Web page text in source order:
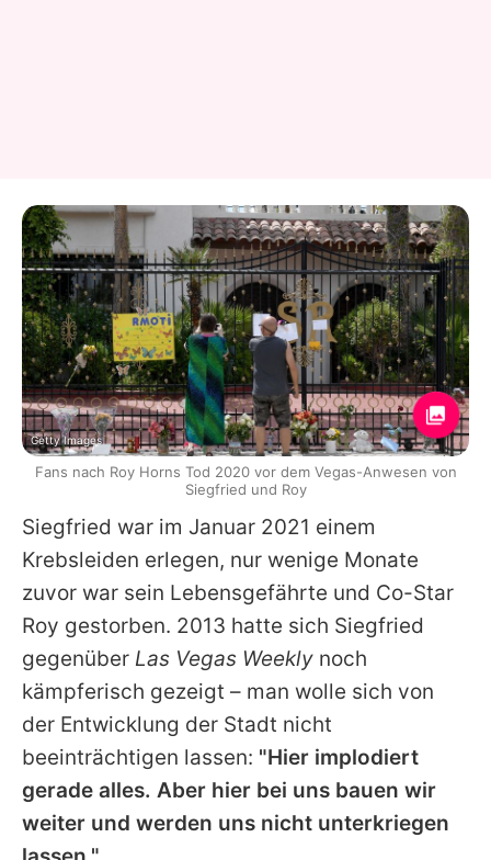
Siegfried war im Januar 2021 einem
Krebsleiden erlegen, nur wenige Monate
zuvor war sein Lebensgefährte und Co-Star
Roy gestorben. 2013 hatte sich Siegfried
gegenüber Las Vegas Weekly noch
kämpferisch gezeigt – man wolle sich von
der Entwicklung der Stadt nicht
beeinträchtigen lassen: "Hier implodiert
gerade alles. Aber hier bei uns bauen wir
weiter und werden uns nicht unterkriegen
Getty Images
Fans nach Roy Horns Tod 2020 vor dem Vegas-Anwesen von
Siegfried und Roy